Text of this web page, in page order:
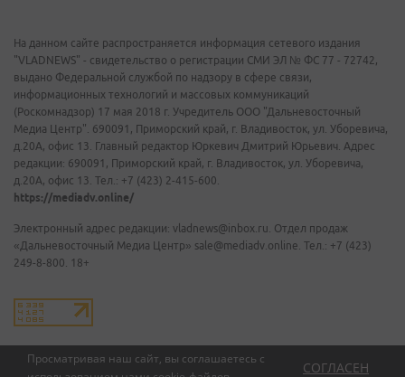
Просматривая наш сайт, вы соглашаетесь с
СОГЛАСЕН
На данном сайте распространяется информация сетевого издания
"VLADNEWS" - свидетельство о регистрации СМИ ЭЛ № ФС 77 - 72742,
выдано Федеральной службой по надзору в сфере связи,
информационных технологий и массовых коммуникаций
(Роскомнадзор) 17 мая 2018 г. Учредитель ООО "Дальневосточный
Медиа Центр". 690091, Приморский край, г. Владивосток, ул. Уборевича,
д.20А, офис 13. Главный редактор Юркевич Дмитрий Юрьевич. Адрес
редакции: 690091, Приморский край, г. Владивосток, ул. Уборевича,
д.20А, офис 13. Тел.: +7 (423) 2-415-600.
https://mediadv.online/
Электронный адрес редакции: vladnews@inbox.ru. Отдел продаж
«Дальневосточный Медиа Центр» sale@mediadv.online. Тел.: +7 (423)
249-8-800. 18+